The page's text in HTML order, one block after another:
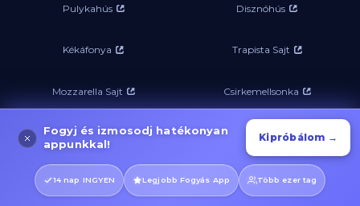
Fogyj és izmosodj hatékonyan
appunkkal!
Kipróbálom →
14 nap INGYEN Legjobb Fogyás App Több ezer tag
Pulykahús Disznóhús
Kékáfonya Trapista Sajt
Mozzarella Sajt Csirkemellsonka
Cukkini Paradicsom
Spárga